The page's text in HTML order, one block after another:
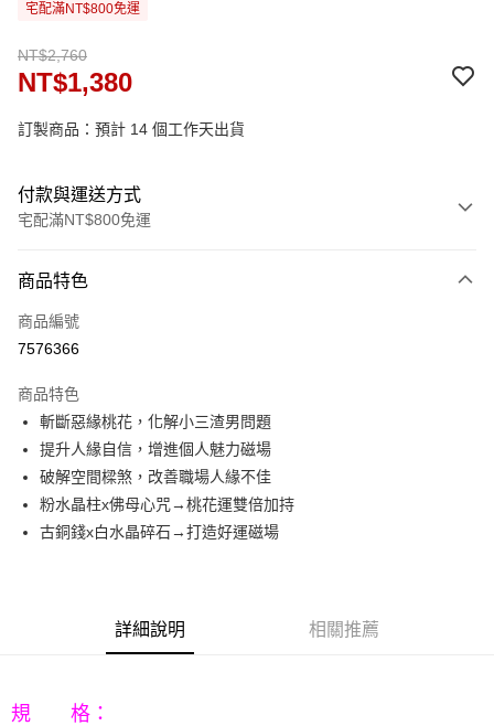
宅配滿NT$800免運
NT$2,760
NT$1,380
訂製商品：預計 14 個工作天出貨
付款與運送方式
宅配滿NT$800免運
信用卡一次付款
信用卡分期付款
合作金庫商業銀行
華南商業銀行
彰化商業銀行
上海商業儲蓄銀行
台北富邦商業銀行
國泰世華商業銀行
兆豐國際商業銀行
臺灣中小企業銀行
台中商業銀行
匯豐（台灣）商業銀行
華泰商業銀行
聯邦商業銀行
遠東國際商業銀行
台灣樂天信用卡公司
6 期 0 利率 每期
華南商業銀行
彰化商業銀行
上海商業儲蓄銀行
台北富邦商業銀行
國泰世華商業銀行
兆豐國際商業銀行
臺灣中小企業銀行
台中商業銀行
玉山商業銀行
星展（台灣）商業銀行
12 期 0 利率 每期 NT$115
合作金庫商業銀行
第一商業銀行
上海商業儲蓄銀行
台北富邦商業銀行
國泰世華商業銀行
兆豐國際商業銀行
元大商業銀行
永豐商業銀行
玉山商業銀行
台灣樂天信用卡公司
LINE Pay
Apple Pay
相關說明
商品特色
商品編號
7576366
商品特色
斬斷惡緣桃花，化解小三渣男問題
提升人緣自信，增進個人魅力磁場
破解空間樑煞，改善職場人緣不佳
粉水晶柱x佛母心咒→桃花運雙倍加持
古銅錢x白水晶碎石→打造好運磁場
詳細說明 相關推薦
規 格：